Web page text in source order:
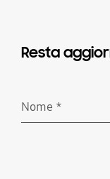
Resta
Nome *